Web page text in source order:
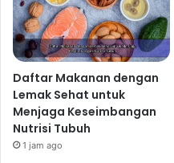
Daftar Makanan dengan
Lemak Sehat untuk
Menjaga Keseimbangan
Nutrisi Tubuh
1 jam ago